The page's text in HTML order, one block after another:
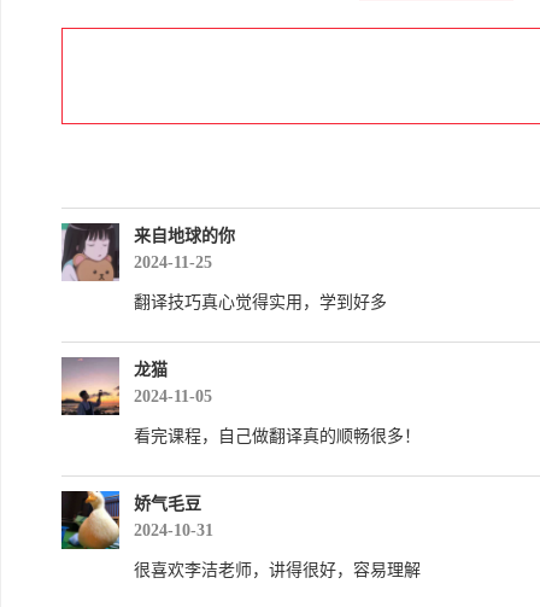
来自地球的你
2024-11-25
翻译技巧真心觉得实用，学到好多
龙猫
2024-11-05
看完课程，自己做翻译真的顺畅很多！
娇气毛豆
2024-10-31
很喜欢李洁老师，讲得很好，容易理解